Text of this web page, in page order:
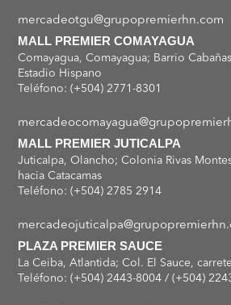
mercadeotgu@grupopremierhn.com
MALL PREMIER COMAYAGUA
Comayagua, Comayagua; Barrio
Estadio Hispano
Teléfono: (+504) 2771-8301
MALL PREMIER JUTICALPA
Juticalpa, Olancho; Colonia Rivas
hacia Catacamas
Teléfono: (+504) 2785 2914
PLAZA PREMIER SAUCE
La Ceiba, Atlantida; Col. El Sauce,
Teléfono: (+504) 2443-8004 / (+504)